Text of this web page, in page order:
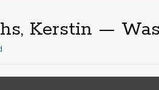
Kerstin —